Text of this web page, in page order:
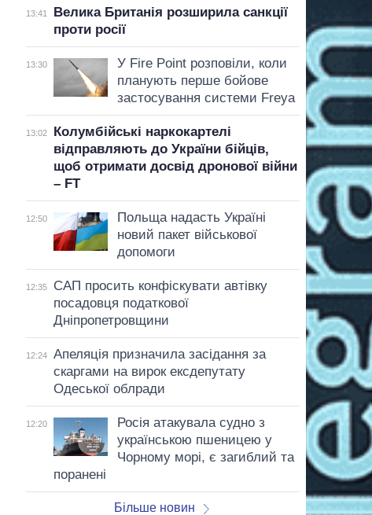
13:41
Велика Британія розширила санкції
проти росії
13:30
У Fire Point розповіли, коли
планують перше бойове
застосування системи Freya
13:02
Колумбійські наркокартелі
відправляють до України бійців,
щоб отримати досвід дронової війни
– FT
12:50
Польща надасть Україні
новий пакет військової
допомоги
12:35
САП просить конфіскувати автівку
посадовця податкової
Дніпропетровщини
12:24
Апеляція призначила засідання за
скаргами на вирок ексдепутату
Одеської облради
12:20
Росія атакувала судно з
українською пшеницею у
Чорному морі, є загиблий та
поранені
Більше новин